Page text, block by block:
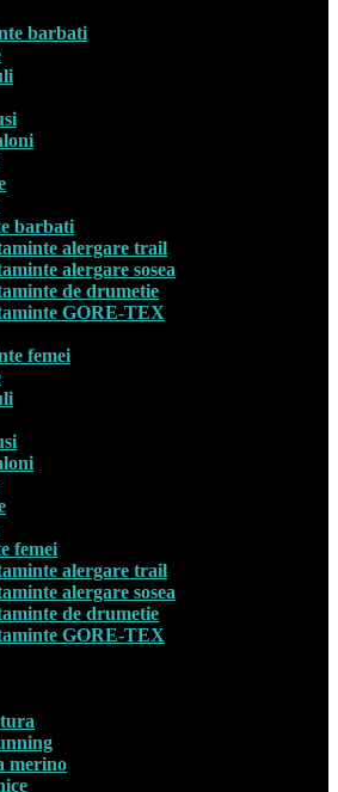
barbati
barbati
alergare trail
alergare sosea
de drumetie
GORE-TEX
femei
femei
alergare trail
alergare sosea
de drumetie
GORE-TEX
merino